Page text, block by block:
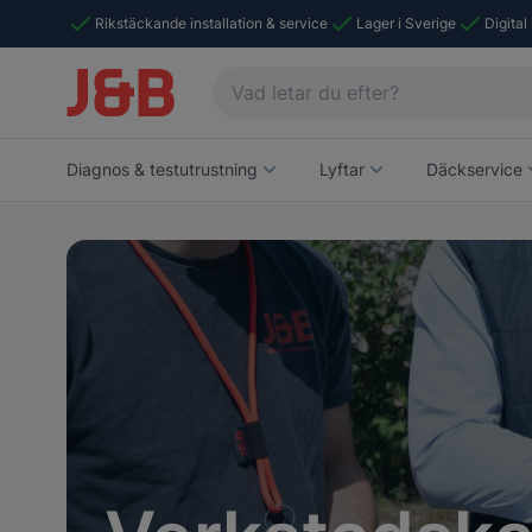
Rikstäckande installation & service Lager i Sverige Digital
Diagnos & testutrustning Lyftar Däckservice
Navigating through the elements of the carousel
Press to skip the slider